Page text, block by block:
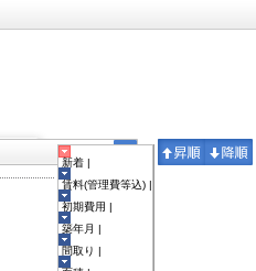
新着 |
賃料(管理費等込) |
初期費用 |
築年月 |
間取り |